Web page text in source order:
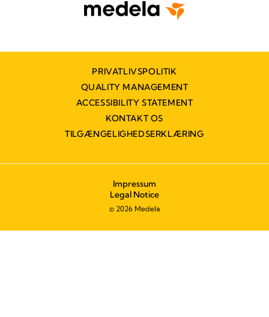
PRIVATLIVSPOLITIK
QUALITY MANAGEMENT
ACCESSIBILITY STATEMENT
KONTAKT OS
TILGÆNGELIGHEDSERKLÆRING
Impressum
Legal Notice
© 2026 Medela